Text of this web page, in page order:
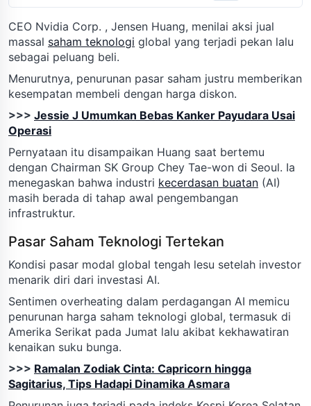
CEO Nvidia Corp. , Jensen Huang, menilai aksi jual
massal saham teknologi global yang terjadi pekan lalu
sebagai peluang beli.
Menurutnya, penurunan pasar saham justru memberikan
kesempatan membeli dengan harga diskon.
>>> Jessie J Umumkan Bebas Kanker Payudara Usai
Operasi
Pernyataan itu disampaikan Huang saat bertemu
dengan Chairman SK Group Chey Tae-won di Seoul. Ia
menegaskan bahwa industri kecerdasan buatan (AI)
masih berada di tahap awal pengembangan
infrastruktur.
Pasar Saham Teknologi Tertekan
Kondisi pasar modal global tengah lesu setelah investor
menarik diri dari investasi AI.
Sentimen overheating dalam perdagangan AI memicu
penurunan harga saham teknologi global, termasuk di
Amerika Serikat pada Jumat lalu akibat kekhawatiran
kenaikan suku bunga.
>>> Ramalan Zodiak Cinta: Capricorn hingga
Sagitarius, Tips Hadapi Dinamika Asmara